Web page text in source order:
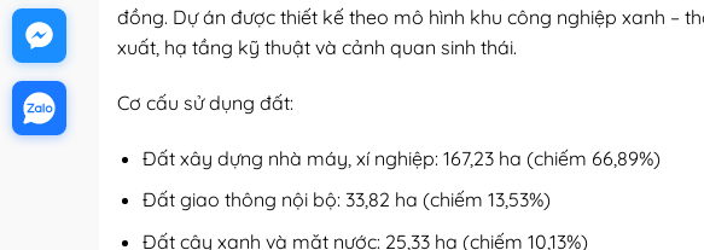
đồng. Dự án được thiết kế theo mô hình khu công nghiệp xanh –
xuất, hạ tầng kỹ thuật và cảnh quan sinh thái.
Cơ cấu sử dụng đất:
Đất xây dựng nhà máy, xí nghiệp: 167,23 ha (chiếm 66,89%)
Đất giao thông nội bộ: 33,82 ha (chiếm 13,53%)
Đất cây xanh và mặt nước: 25,33 ha (chiếm 10,13%)